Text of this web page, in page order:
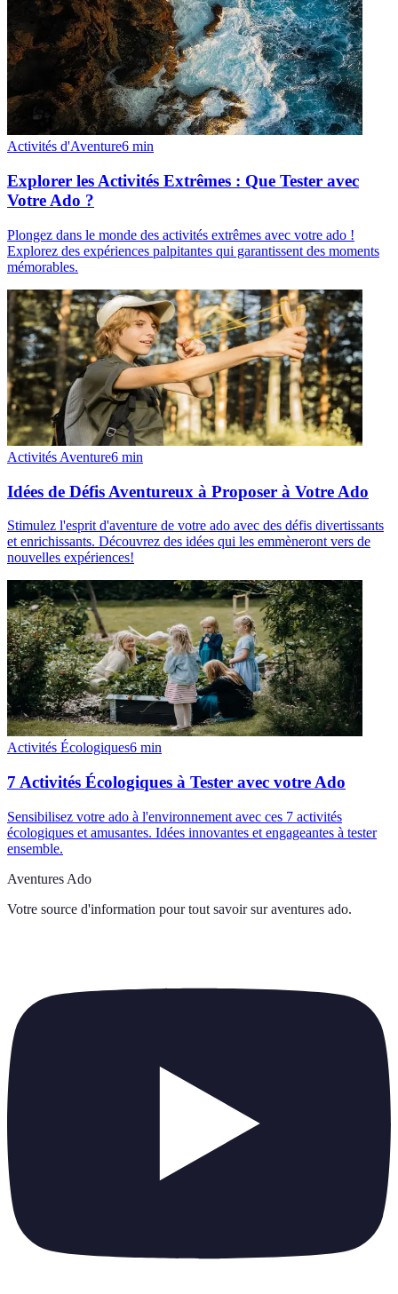
Activités d'Aventure6 min
Explorer les Activités Extrêmes : Que Tester avec
Votre Ado ?
Plongez dans le monde des activités extrêmes avec votre ado !
Explorez des expériences palpitantes qui garantissent des moments
mémorables.
Activités Aventure6 min
Idées de Défis Aventureux à Proposer à Votre Ado
Stimulez l'esprit d'aventure de votre ado avec des défis divertissants
et enrichissants. Découvrez des idées qui les emmèneront vers de
nouvelles expériences!
Activités Écologiques6 min
7 Activités Écologiques à Tester avec votre Ado
Sensibilisez votre ado à l'environnement avec ces 7 activités
écologiques et amusantes. Idées innovantes et engageantes à tester
ensemble.
Aventures Ado
Votre source d'information pour tout savoir sur aventures ado.